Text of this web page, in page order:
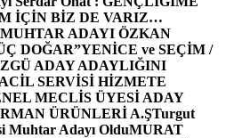
İÇİN BİZ DE VARIZ…
ADAYI ÖZKAN
DOĞAR”YENİCE ve SEÇİM /
ADAY ADAYLIĞINI
SERVİSİ HİZMETE
MECLİS ÜYESİ ADAY
ÜRÜNLERİ A.ŞTurgut
Muhtar Adayı OlduMURAT